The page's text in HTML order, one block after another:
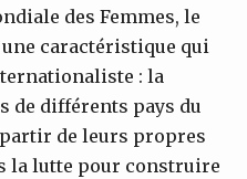
des Femmes, le
caractéristique qui
: la
de différents pays du
de leurs propres
la lutte pour construire